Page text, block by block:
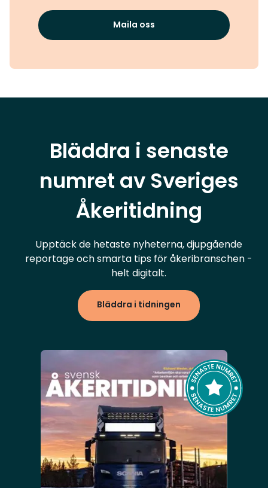
Maila oss
Bläddra i senaste
numret av Sveriges
Åkeritidning
Upptäck de hetaste nyheterna, djupgående
reportage och smarta tips för åkeribranschen -
helt digitalt.
Bläddra i tidningen